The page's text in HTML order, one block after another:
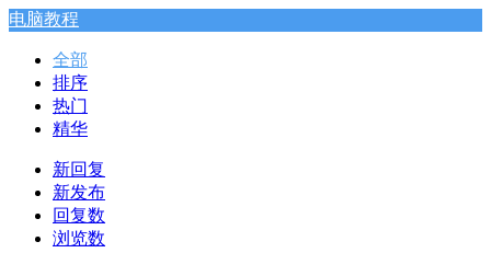
电脑教程
全部
排序
热门
精华
新回复
新发布
回复数
浏览数